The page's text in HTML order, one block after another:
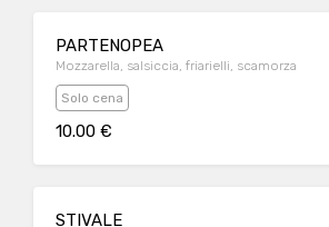
PARTENOPEA
Mozzarella, salsiccia, friarielli, scamorza
Solo cena
10.00 €
STIVALE